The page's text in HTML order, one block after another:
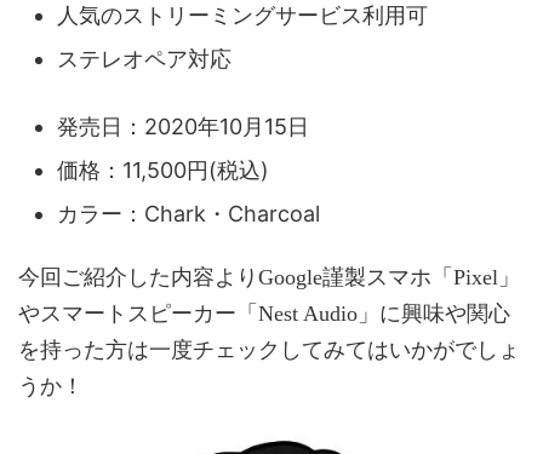
人気のストリーミングサービス利用可
ステレオペア対応
発売日：2020年10月15日
価格：11,500円(税込)
カラー：Chark・Charcoal
今回ご紹介した内容よりGoogle謹製スマホ「Pixel」
やスマートスピーカー「Nest Audio」に興味や関心
を持った方は一度チェックしてみてはいかがでしょ
うか！